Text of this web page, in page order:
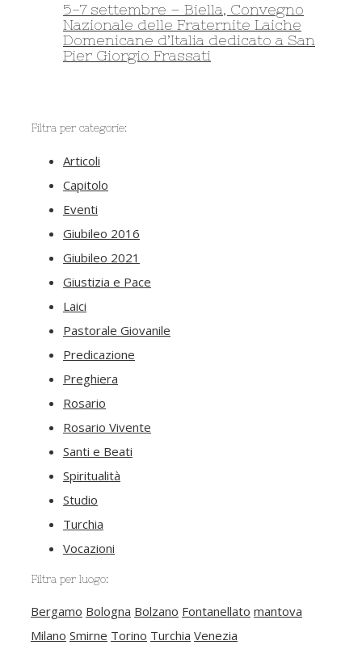
5-7 settembre – Biella, Convegno
Nazionale delle Fraternite Laiche
Domenicane d’Italia dedicato a San
Pier Giorgio Frassati
Filtra per categorie:
Articoli
Capitolo
Eventi
Giubileo 2016
Giubileo 2021
Giustizia e Pace
Laici
Pastorale Giovanile
Predicazione
Preghiera
Rosario
Rosario Vivente
Santi e Beati
Spiritualità
Studio
Turchia
Vocazioni
Filtra per luogo:
Bergamo Bologna Bolzano Fontanellato mantova
Milano Smirne Torino Turchia Venezia